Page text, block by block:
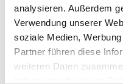
analysieren. Außerdem
Verwendung unserer
soziale Medien,
Partner führen diese
weiteren Daten
kann man
das
angesichts
der
Geschichte